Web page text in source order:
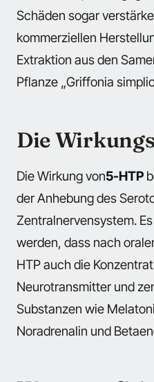
Schäden sogar
kommerziellen
Extraktion aus den
Pflanze „Griffonia
Die
Die Wirkung von5-HTP
der Anhebung des
Zentralnervensystem.
werden, dass nach
HTP auch die
Neurotransmitter und
Substanzen wie
Noradrenalin und